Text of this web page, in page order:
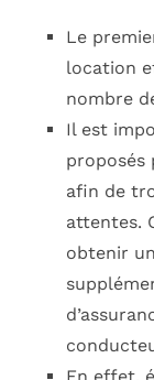
Le
location
nombre
Il est
proposés
afin de
attentes.
obtenir